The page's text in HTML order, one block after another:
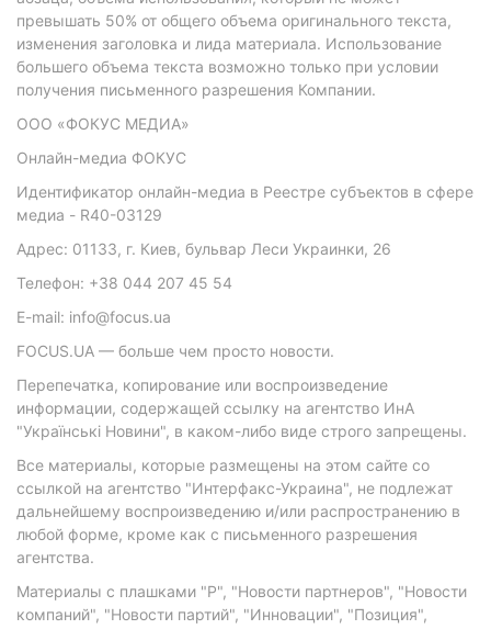
превышать 50% от общего объема оригинального текста,
изменения заголовка и лида материала. Использование
большего объема текста возможно только при условии
получения письменного разрешения Компании.
ООО «ФОКУС МЕДИА»
Онлайн-медиа ФОКУС
Идентификатор онлайн-медиа в Реестре субъектов в сфере
медиа - R40-03129
Адрес: 01133, г. Киев, бульвар Леси Украинки, 26
Телефон: +38 044 207 45 54
E-mail: info@focus.ua
FOCUS.UA — больше чем просто новости.
Перепечатка, копирование или воспроизведение
информации, содержащей ссылку на агентство ИнА
"Українські Новини", в каком-либо виде строго запрещены.
Все материалы, которые размещены на этом сайте со
ссылкой на агентство "Интерфакс-Украина", не подлежат
дальнейшему воспроизведению и/или распространению в
любой форме, кроме как с письменного разрешения
агентства.
Материалы с плашками "Р", "Новости партнеров", "Новости
компаний", "Новости партий", "Инновации", "Позиция",